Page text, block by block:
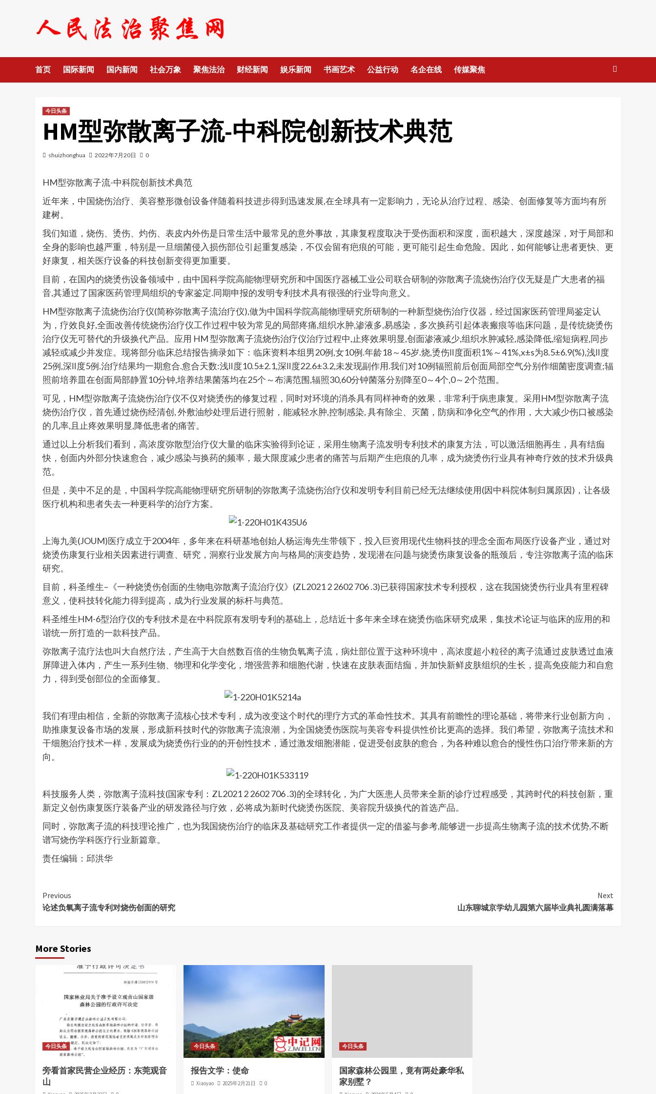
首页 国际新闻 国内新闻 社会万象 聚焦法治 财经新闻 娱乐新闻 书画艺术 公益行动 名企在线 传媒聚焦
今日头条
HM型弥散离子流-中科院创新技术典范
shuizhonghua 2022年7月20日 0
HM型弥散离子流-中科院创新技术典范
近年来，中国烧伤治疗、美容整形微创设备伴随着科技进步得到迅速发展,在全球具有一定影响力，无论从治疗过程、感染、创面修复等方面均有所
建树。
我们知道，烧伤、烫伤、灼伤、表皮内外伤是日常生活中最常见的意外事故，其康复程度取决于受伤面积和深度，面积越大，深度越深，对于局部和
全身的影响也越严重，特别是一旦细菌侵入损伤部位引起重复感染，不仅会留有疤痕的可能，更可能引起生命危险。因此，如何能够让患者更快、更
好康复，相关医疗设备的科技创新变得更加重要。
目前，在国内的烧烫伤设备领域中，由中国科学院高能物理研究所和中国医疗器械工业公司联合研制的弥散离子流烧伤治疗仪无疑是广大患者的福
音,其通过了国家医药管理局组织的专家鉴定.同期申报的发明专利技术具有很强的行业导向意义。
HM型弥散离子流烧伤治疗仪(简称弥散离子流治疗仪),做为中国科学院高能物理研究所研制的一种新型烧伤治疗仪器，经过国家医药管理局鉴定认
为，疗效良好,全面改善传统烧伤治疗仪工作过程中较为常见的局部疼痛,组织水肿,渗液多,易感染，多次换药引起体表瘢痕等临床问题，是传统烧烫伤
治疗仪无可替代的升级换代产品。应用 HM 型弥散离子流烧伤治疗仪治疗过程中,止疼效果明显,创面渗液减少,组织水肿减轻,感染降低,缩短病程,同步
减轻或减少并发症。现将部分临床总结报告摘录如下：临床资料本组男20例,女10例.年龄18～45岁.烧,烫伤Ⅱ度面积1%～41%,x±s为8.5±6.9(%),浅Ⅱ度
25例,深Ⅱ度5例.治疗结果均一期愈合.愈合天数:浅Ⅱ度10.5±2.1,深Ⅱ度22.6±3.2,未发现副作用.我们对10例辐照前后创面局部空气分别作细菌密度调查;辐
照前培养皿在创面局部静置10分钟,培养结果菌落均在25个～布满范围,辐照30,60分钟菌落分别降至0～4个,0～2个范围。
可见，HM型弥散离子流烧伤治疗仪不仅对烧烫伤的修复过程，同时对环境的消杀具有同样神奇的效果，非常利于病患康复。采用HM型弥散离子流
烧伤治疗仪，首先通过烧伤经清创, 外敷油纱处理后进行照射，能减轻水肿,控制感染, 具有除尘、灭菌，防病和净化空气的作用，大大减少伤口被感染
的几率,且止疼效果明显,降低患者的痛苦。
通过以上分析我们看到，高浓度弥散型治疗仪大量的临床实验得到论证，采用生物离子流发明专利技术的康复方法，可以激活细胞再生，具有结痂
快，创面内外部分快速愈合，减少感染与换药的频率，最大限度减少患者的痛苦与后期产生疤痕的几率，成为烧烫伤行业具有神奇疗效的技术升级典
范。
但是，美中不足的是，中国科学院高能物理研究所研制的弥散离子流烧伤治疗仪和发明专利目前已经无法继续使用(因中科院体制归属原因)，让各级
医疗机构和患者失去一种更科学的治疗方案。
上海九美(JOUM)医疗成立于2004年，多年来在科研基地创始人杨运海先生带领下，投入巨资用现代生物科技的理念全面布局医疗设备产业，通过对
烧烫伤康复行业相关因素进行调查、研究，洞察行业发展方向与格局的演变趋势，发现潜在问题与烧烫伤康复设备的瓶颈后，专注弥散离子流的临床
研究。
目前，科圣维生–《一种烧烫伤创面的生物电弥散离子流治疗仪》(ZL2021 2 2602 706 .3)已获得国家技术专利授权，这在我国烧烫伤行业具有里程碑
意义，使科技转化能力得到提高，成为行业发展的标杆与典范。
科圣维生HM-6型治疗仪的专利技术是在中科院原有发明专利的基础上，总结近十多年来全球在烧烫伤临床研究成果，集技术论证与临床的应用的和
谐统一所打造的一款科技产品。
弥散离子流疗法也叫大自然疗法，产生高于大自然数百倍的生物负氧离子流，病灶部位置于这种环境中，高浓度超小粒径的离子流通过皮肤透过血液
屏障进入体内，产生一系列生物、物理和化学变化，增强营养和细胞代谢，快速在皮肤表面结痂，并加快新鲜皮肤组织的生长，提高免疫能力和自愈
力，得到受创部位的全面修复。
我们有理由相信，全新的弥散离子流核心技术专利，成为改变这个时代的理疗方式的革命性技术。其具有前瞻性的理论基础，将带来行业创新方向，
助推康复设备市场的发展，形成新科技时代的弥散离子流浪潮，为全国烧烫伤医院与美容专科提供性价比更高的选择。我们希望，弥散离子流技术和
干细胞治疗技术一样，发展成为烧烫伤行业的的开创性技术，通过激发细胞潜能，促进受创皮肤的愈合，为各种难以愈合的慢性伤口治疗带来新的方
向。
科技服务人类，弥散离子流科技(国家专利：ZL2021 2 2602 706 .3)的全球转化，为广大医患人员带来全新的诊疗过程感受，其跨时代的科技创新，重
新定义创伤康复医疗装备产业的研发路径与疗效，必将成为新时代烧烫伤医院、美容院升级换代的首选产品。
同时，弥散离子流的科技理论推广，也为我国烧伤治疗的临床及基础研究工作者提供一定的借鉴与参考,能够进一步提高生物离子流的技术优势,不断
谱写烧伤学科医疗行业新篇章。
责任编辑：邱洪华
Continue
Reading
Previous
论述负氧离子流专利对烧伤创面的研究
Next
山东聊城京学幼儿园第六届毕业典礼圆满落幕
More Stories
今日头条
旁看首家民营企业经历：东莞观音
山
今日头条
报告文学：使命
Xiaoyao 2025年2月21日 0
今日头条
国家森林公园里，竟有两处豪华私
家别墅？